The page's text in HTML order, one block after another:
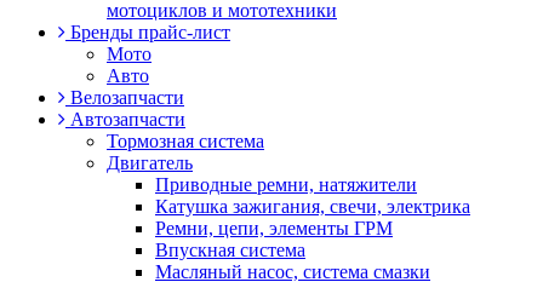
мотоциклов и мототехники
Бренды прайс-лист
Мото
Авто
Велозапчасти
Автозапчасти
Тормозная система
Двигатель
Приводные ремни, натяжители
Катушка зажигания, свечи, электрика
Ремни, цепи, элементы ГРМ
Впускная система
Масляный насос, система смазки